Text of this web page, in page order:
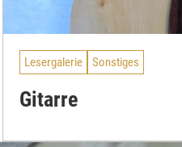
Lesergalerie Sonstiges
Gitarre